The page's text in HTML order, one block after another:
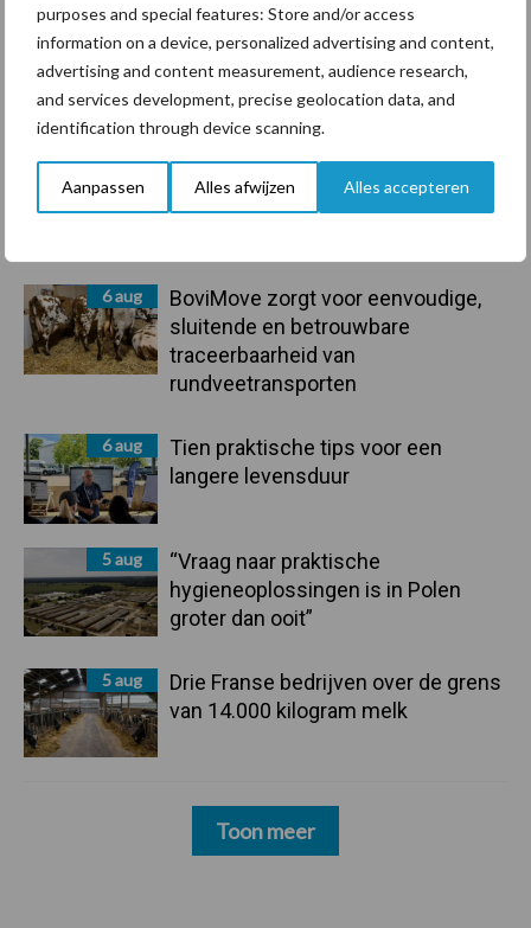
purposes and special features: Store and/or access
information on a device, personalized advertising and content,
advertising and content measurement, audience research,
and services development, precise geolocation data, and
identification through device scanning.
Aanpassen Alles afwijzen Alles accepteren
Primaire
Sidebar
Recent nieuws Partner nieuws
De speenhuid: een vaak
onderschatte risicofactor voor
6 aug
BoviMove zorgt voor eenvoudige,
sluitende en betrouwbare
traceerbaarheid van
rundveetransporten
6 aug
Tien praktische tips voor een
langere levensduur
5 aug
“Vraag naar praktische
hygieneoplossingen is in Polen
groter dan ooit”
5 aug
Drie Franse bedrijven over de grens
van 14.000 kilogram melk
Toon meer